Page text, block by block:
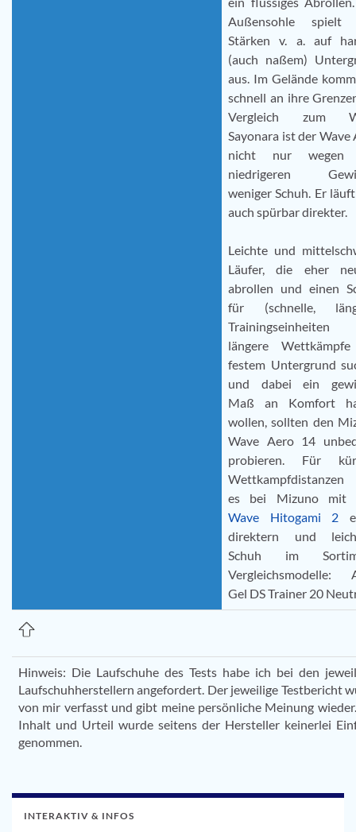
Außensohle spielt
Stärken v. a. auf
(auch naßem)
aus. Im Gelände
schnell an ihre
Vergleich zum
Sayonara ist der Wave
nicht nur wegen
niedrigeren
weniger Schuh. Er
auch spürbar direkter.
Leichte und
Läufer, die eher
abrollen und einen
für (schnelle,
Trainingseinheiten
längere
festem Untergrund
und dabei ein
Maß an Komfort
wollen, sollten den
Wave Aero 14
probieren. Für
es bei Mizuno mit
Wave Hitogami 2
direktern und
Schuh im
Vergleichsmodelle:
Gel DS Trainer 20
Hinweis: Die Laufschuhe des Tests habe ich bei den
Laufschuhherstellern angefordert. Der jeweilige Testbericht
von mir verfasst und gibt meine persönliche Meinung
Inhalt und Urteil wurde seitens der Hersteller keinerlei
genommen.
INTERAKTIV & INFOS